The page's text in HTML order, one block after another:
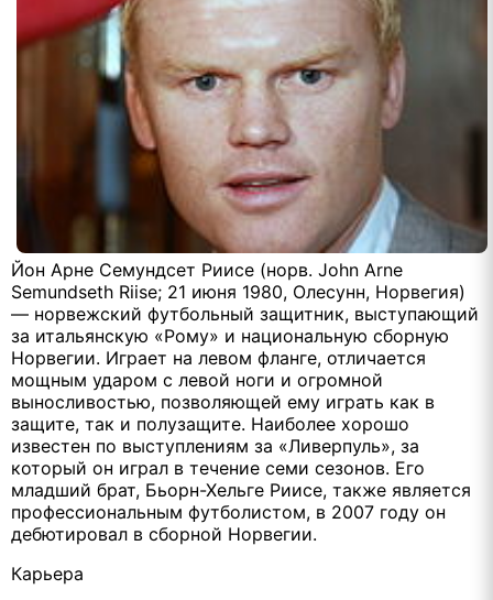
Йон Арне Семундсет Риисе (норв. John Arne
Semundseth Riise; 21 июня 1980, Олесунн, Норвегия)
— норвежский футбольный защитник, выступающий
за итальянскую «Рому» и национальную сборную
Норвегии. Играет на левом фланге, отличается
мощным ударом с левой ноги и огромной
выносливостью, позволяющей ему играть как в
защите, так и полузащите. Наиболее хорошо
известен по выступлениям за «Ливерпуль», за
который он играл в течение семи сезонов. Его
младший брат, Бьорн-Хельге Риисе, также является
профессиональным футболистом, в 2007 году он
дебютировал в сборной Норвегии.
Карьера